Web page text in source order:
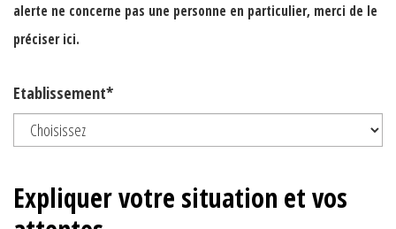
alerte ne concerne pas une personne en particulier, merci de le
préciser ici.
Etablissement*
Expliquer votre situation et vos